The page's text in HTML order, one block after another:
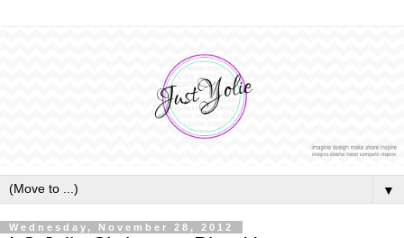
▼
Wednesday, November 28, 2012